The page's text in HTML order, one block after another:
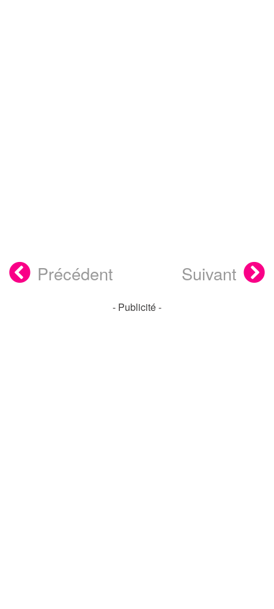
Précédent Suivant
- Publicité -